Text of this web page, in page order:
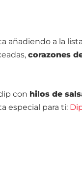
añadiendo a la
corazones
con hilos de
especial para ti: